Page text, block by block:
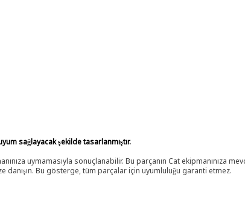
sağlayacak şekilde tasarlanmıştır.
uymamasıyla sonuçlanabilir. Bu parçanın Cat ekipmanınıza
Bu gösterge, tüm parçalar için uyumluluğu garanti etmez.